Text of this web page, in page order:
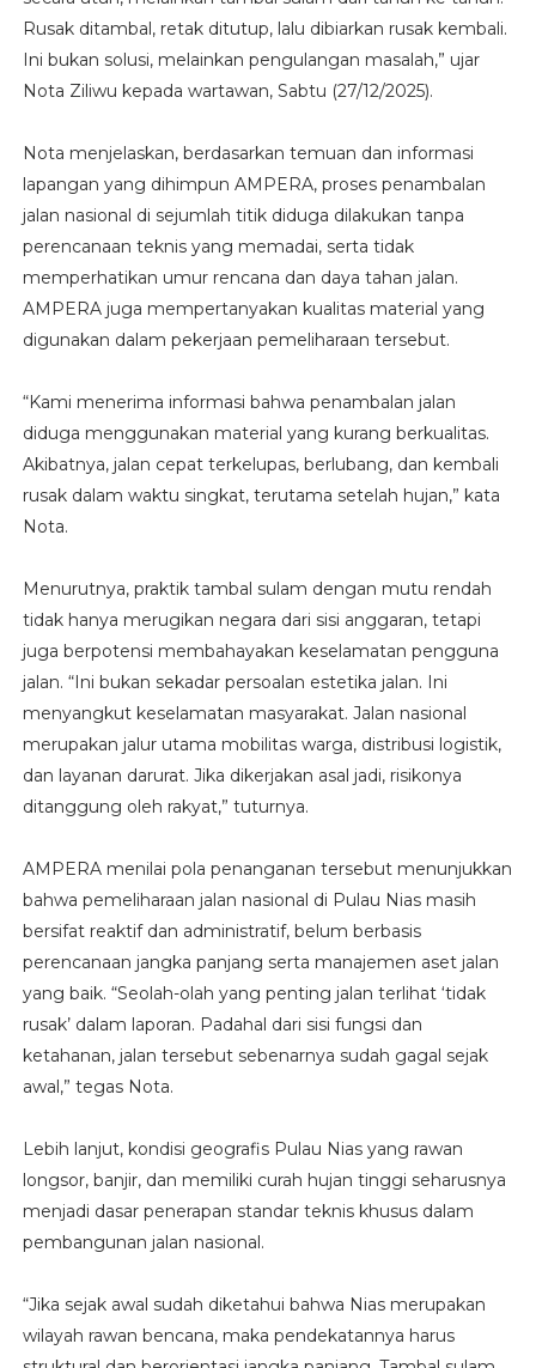
Rusak ditambal, retak ditutup, lalu dibiarkan rusak kembali.
Ini bukan solusi, melainkan pengulangan masalah,” ujar
Nota Ziliwu kepada wartawan, Sabtu (27/12/2025).
Nota menjelaskan, berdasarkan temuan dan informasi
lapangan yang dihimpun AMPERA, proses penambalan
jalan nasional di sejumlah titik diduga dilakukan tanpa
perencanaan teknis yang memadai, serta tidak
memperhatikan umur rencana dan daya tahan jalan.
AMPERA juga mempertanyakan kualitas material yang
digunakan dalam pekerjaan pemeliharaan tersebut.
“Kami menerima informasi bahwa penambalan jalan
diduga menggunakan material yang kurang berkualitas.
Akibatnya, jalan cepat terkelupas, berlubang, dan kembali
rusak dalam waktu singkat, terutama setelah hujan,” kata
Nota.
Menurutnya, praktik tambal sulam dengan mutu rendah
tidak hanya merugikan negara dari sisi anggaran, tetapi
juga berpotensi membahayakan keselamatan pengguna
jalan. “Ini bukan sekadar persoalan estetika jalan. Ini
menyangkut keselamatan masyarakat. Jalan nasional
merupakan jalur utama mobilitas warga, distribusi logistik,
dan layanan darurat. Jika dikerjakan asal jadi, risikonya
ditanggung oleh rakyat,” tuturnya.
AMPERA menilai pola penanganan tersebut menunjukkan
bahwa pemeliharaan jalan nasional di Pulau Nias masih
bersifat reaktif dan administratif, belum berbasis
perencanaan jangka panjang serta manajemen aset jalan
yang baik. “Seolah-olah yang penting jalan terlihat ‘tidak
rusak’ dalam laporan. Padahal dari sisi fungsi dan
ketahanan, jalan tersebut sebenarnya sudah gagal sejak
awal,” tegas Nota.
Lebih lanjut, kondisi geografis Pulau Nias yang rawan
longsor, banjir, dan memiliki curah hujan tinggi seharusnya
menjadi dasar penerapan standar teknis khusus dalam
pembangunan jalan nasional.
“Jika sejak awal sudah diketahui bahwa Nias merupakan
wilayah rawan bencana, maka pendekatannya harus